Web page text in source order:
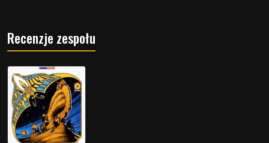
Recenzje zespołu